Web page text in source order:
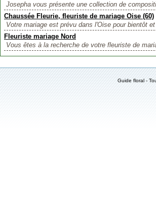
Josepha vous présente une collection de
Chaussée Fleurie, fleuriste de mariage Oise (60)
Votre mariage est prévu dans l'Oise pour bientôt
Fleuriste mariage Nord
Vous êtes à la recherche de votre fleuriste de
Guide floral -